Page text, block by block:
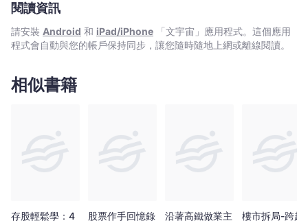
（2018）、中國債務危機解密（2020） 等。
閱讀資訊
請安裝 Android 和 iPad/iPhone 「文宇宙」應用程式。這個應用
程式會自動與您的帳戶保持同步，讓您隨時隨地上網或離線閱讀。
相似書籍
存股輕鬆學：4
股票作手回憶錄
沿著高鐵做業主
樓市拆局-跨越